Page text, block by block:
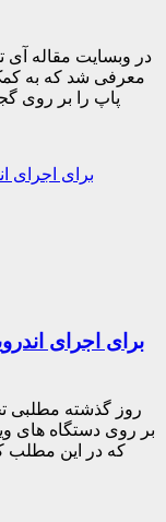
معرفی شد که به
پاپ را بر روی
روز گذشته مطلبی
بر روی دستگاه های
که در این مطلب